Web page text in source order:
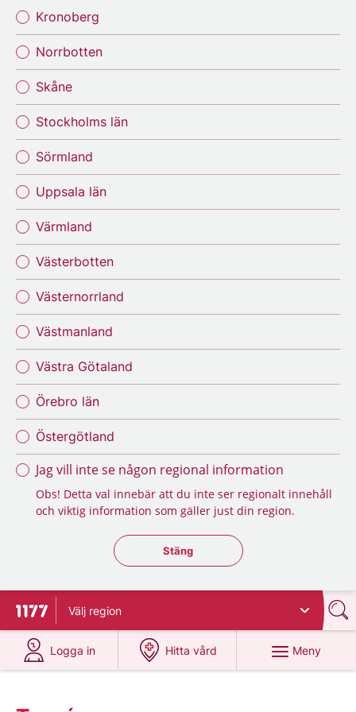
Kronoberg
Norrbotten
Skåne
Stockholms län
Sörmland
Uppsala län
Värmland
Västerbotten
Västernorrland
Västmanland
Västra Götaland
Örebro län
Östergötland
Jag vill inte se någon regional information
Obs! Detta val innebär att du inte ser regionalt innehåll
och viktig information som gäller just din region.
Stäng regionsväljaren
Stäng
Till startsidan för 1177
Välj region
Logga in
på 1177.se
Hitta vård
på 1177.se
Meny